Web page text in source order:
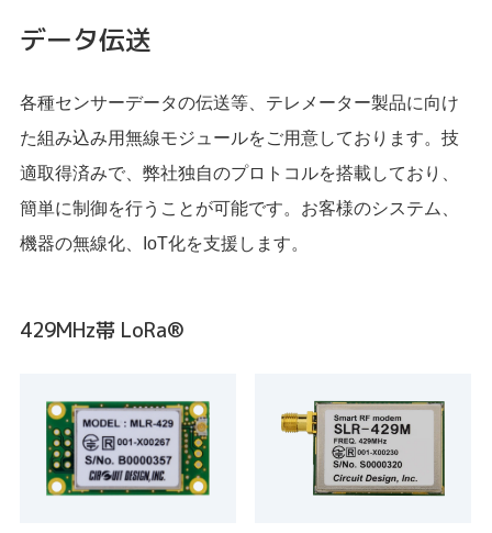
データ伝送
各種センサーデータの伝送等、テレメーター製品に向け
た組み込み用無線モジュールをご用意しております。技
適取得済みで、弊社独自のプロトコルを搭載しており、
簡単に制御を行うことが可能です。お客様のシステム、
機器の無線化、IoT化を支援します。
429MHz帯 LoRa®